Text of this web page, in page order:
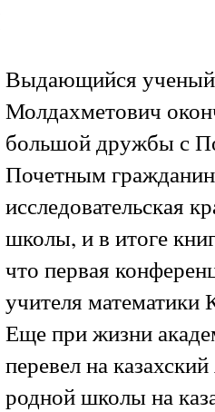
Выдающийся ученый
Молдахметович
большой дружбы с
Почетным
исследовательская
школы, и в итоге
что первая
учителя
Еще при жизни
перевел на
родной школы на